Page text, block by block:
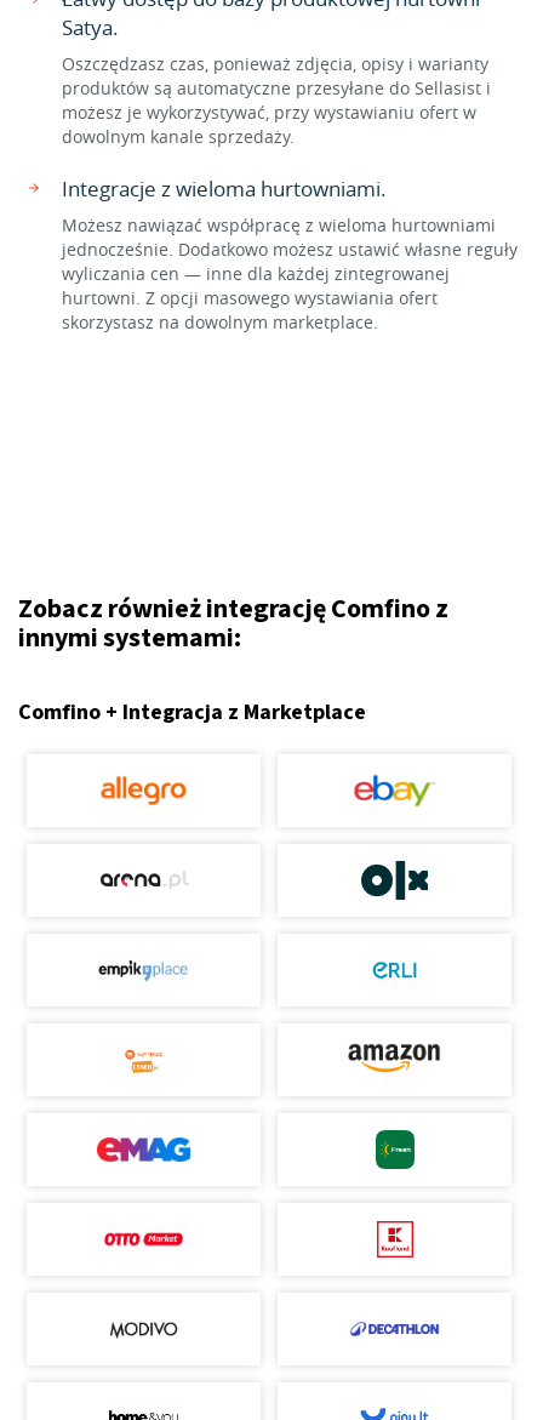
Satya.
Oszczędzasz czas, ponieważ zdjęcia, opisy i warianty
produktów są automatyczne przesyłane do Sellasist i
możesz je wykorzystywać, przy wystawianiu ofert w
dowolnym kanale sprzedaży.
Integracje z wieloma hurtowniami.
Możesz nawiązać współpracę z wieloma hurtowniami
jednocześnie. Dodatkowo możesz ustawić własne reguły
wyliczania cen — inne dla każdej zintegrowanej
hurtowni. Z opcji masowego wystawiania ofert
skorzystasz na dowolnym marketplace.
Zobacz również integrację Comfino z
innymi systemami:
Comfino + Integracja z Marketplace